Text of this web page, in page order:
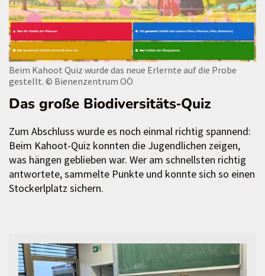
Beim Kahoot Quiz wurde das neue Erlernte auf die Probe
gestellt. © Bienenzentrum OÖ
Das große Biodiversitäts‑Quiz
Zum Abschluss wurde es noch einmal richtig spannend:
Beim Kahoot-Quiz konnten die Jugendlichen zeigen,
was hängen geblieben war. Wer am schnellsten richtig
antwortete, sammelte Punkte und konnte sich so einen
Stockerlplatz sichern.